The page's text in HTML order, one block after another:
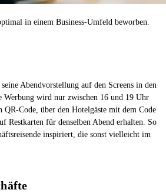
in einem Business-Umfeld beworben.
Abendvorstellung auf den Screens in den
Werbung wird nur zwischen 16 und 19 Uhr
QR-Code, über den Hotelgäste mit dem Code
Restkarten für denselben Abend erhalten. So
inspiriert, die sonst vielleicht im